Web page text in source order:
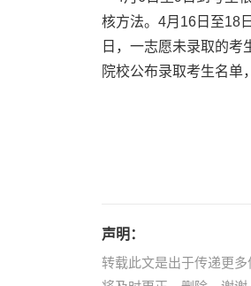
核方法。4月16日至18
日，一志愿未录取的
院校公布录取考生名单
声明：
转载此文是出于传递更